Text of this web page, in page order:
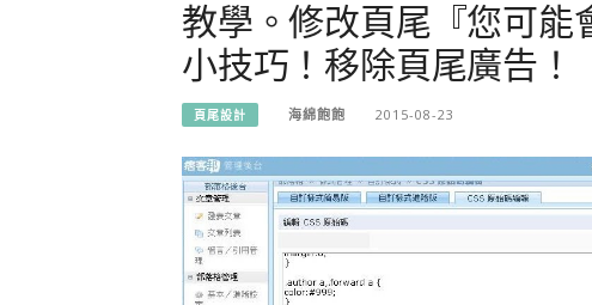
教學。修改頁尾『您可
小技巧！移除頁尾廣告！
頁尾設計 海綿飽飽 2015-08-23